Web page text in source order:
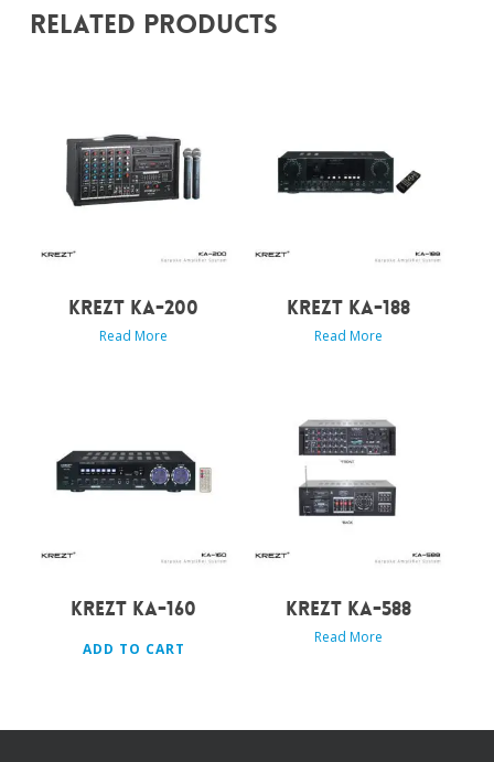
Related Products
KREZT KA-200
Read More
KREZT KA-188
Read More
Rp1.850.000
KREZT KA-160
ADD TO CART
KREZT KA-588
Read More